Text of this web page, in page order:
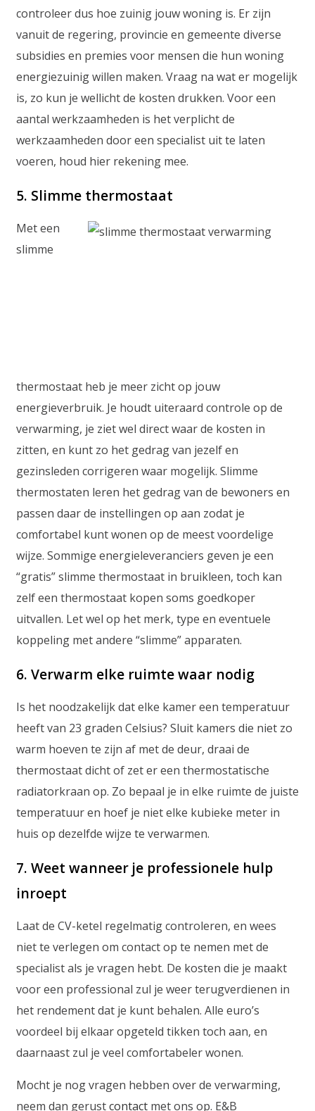
controleer dus hoe zuinig jouw woning is. Er zijn
vanuit de regering, provincie en gemeente diverse
subsidies en premies voor mensen die hun woning
energiezuinig willen maken. Vraag na wat er mogelijk
is, zo kun je wellicht de kosten drukken. Voor een
aantal werkzaamheden is het verplicht de
werkzaamheden door een specialist uit te laten
voeren, houd hier rekening mee.
5. Slimme thermostaat
Met een
slimme
thermostaat heb je meer zicht op jouw
energieverbruik. Je houdt uiteraard controle op de
verwarming, je ziet wel direct waar de kosten in
zitten, en kunt zo het gedrag van jezelf en
gezinsleden corrigeren waar mogelijk. Slimme
thermostaten leren het gedrag van de bewoners en
passen daar de instellingen op aan zodat je
comfortabel kunt wonen op de meest voordelige
wijze. Sommige energieleveranciers geven je een
“gratis” slimme thermostaat in bruikleen, toch kan
zelf een thermostaat kopen soms goedkoper
uitvallen. Let wel op het merk, type en eventuele
koppeling met andere “slimme” apparaten.
6. Verwarm elke ruimte waar nodig
Is het noodzakelijk dat elke kamer een temperatuur
heeft van 23 graden Celsius? Sluit kamers die niet zo
warm hoeven te zijn af met de deur, draai de
thermostaat dicht of zet er een thermostatische
radiatorkraan op. Zo bepaal je in elke ruimte de juiste
temperatuur en hoef je niet elke kubieke meter in
huis op dezelfde wijze te verwarmen.
7. Weet wanneer je professionele hulp
inroept
Laat de CV-ketel regelmatig controleren, en wees
niet te verlegen om contact op te nemen met de
specialist als je vragen hebt. De kosten die je maakt
voor een professional zul je weer terugverdienen in
het rendement dat je kunt behalen. Alle euro’s
voordeel bij elkaar opgeteld tikken toch aan, en
daarnaast zul je veel comfortabeler wonen.
Mocht je nog vragen hebben over de verwarming,
neem dan gerustcontact met ons op. E&B